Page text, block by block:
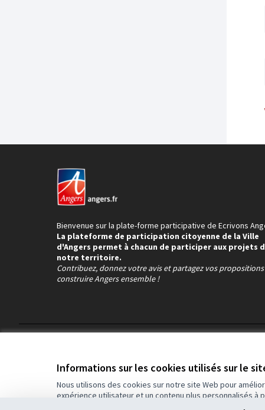
Informations sur les cookies utilisés sur le
Nous utilisons des cookies sur notre site Web pour
expérience utilisateur et un contenu plus personnalisés à
Bienvenue sur la plate-forme participative de Ecrivons
La plateforme de participation citoyenne de la Ville
d'Angers permet à chacun de participer aux projets
notre territoire.
Contribuez, donnez votre avis et partagez vos
construire Angers ensemble !